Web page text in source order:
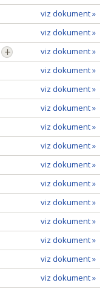
viz dokument »
viz dokument »
viz dokument »
viz dokument »
viz dokument »
viz dokument »
viz dokument »
viz dokument »
viz dokument »
viz dokument »
viz dokument »
viz dokument »
viz dokument »
viz dokument »
viz dokument »